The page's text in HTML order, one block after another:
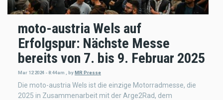
moto-austria Wels auf
Erfolgspur: Nächste Messe
bereits von 7. bis 9. Februar 2025
Mar 12 2024 - 8:44am byMR Presse
Die moto-austria Wels ist die einzige Motorradmesse, die
2025 in Zusammenarbeit mit der Arge2Rad, dem